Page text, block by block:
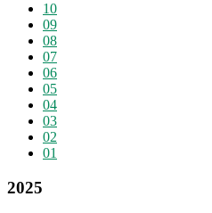
10
09
08
07
06
05
04
03
02
01
2025